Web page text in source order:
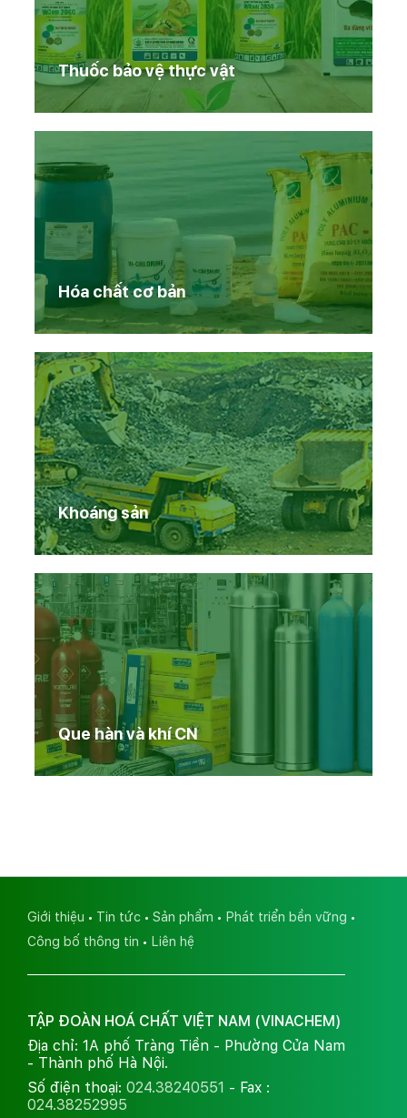
Thuốc bảo vệ thực vật
Hóa chất cơ bản
Khoáng sản
Que hàn và khí CN
Giới thiệu Tin tức Sản phẩm
Phát triển bền vững
Công bố thông tin
Liên hệ
TẬP ĐOÀN HOÁ CHẤT VIỆT NAM (VINACHEM)
Địa chỉ: 1A phố Tràng Tiền - Phường Cửa Nam
- Thành phố Hà Nội.
Số điện thoại: 024.38240551 - Fax :
024.38252995